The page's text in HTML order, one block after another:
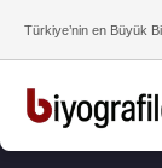
Türkiye’nin en Büyük